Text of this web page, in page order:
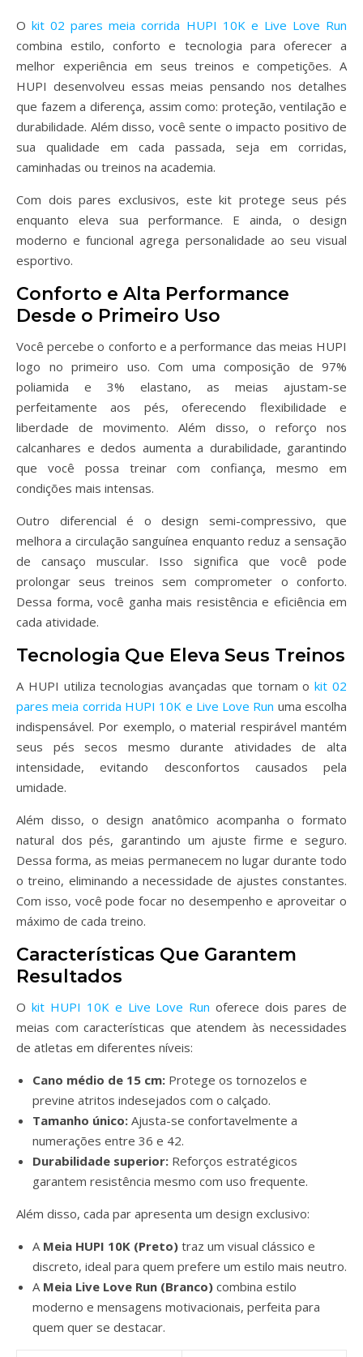
Okit 02 pares meia corrida HUPI 10K e Live Love Run
combina estilo, conforto e tecnologia para oferecer a
melhor experiência em seus treinos e competições. A
HUPI desenvolveu essas meias pensando nos detalhes
que fazem a diferença, assim como: proteção, ventilação e
durabilidade. Além disso, você sente o impacto positivo de
sua qualidade em cada passada, seja em corridas,
caminhadas ou treinos na academia.
Com dois pares exclusivos, este kit protege seus pés
enquanto eleva sua performance. E ainda, o design
moderno e funcional agrega personalidade ao seu visual
esportivo.
Conforto e Alta Performance
Desde o Primeiro Uso
Você percebe o conforto e a performance das meias HUPI
logo no primeiro uso. Com uma composição de 97%
poliamida e 3% elastano, as meias ajustam-se
perfeitamente aos pés, oferecendo flexibilidade e
liberdade de movimento. Além disso, o reforço nos
calcanhares e dedos aumenta a durabilidade, garantindo
que você possa treinar com confiança, mesmo em
condições mais intensas.
Outro diferencial é o design semi-compressivo, que
melhora a circulação sanguínea enquanto reduz a sensação
de cansaço muscular. Isso significa que você pode
prolongar seus treinos sem comprometer o conforto.
Dessa forma, você ganha mais resistência e eficiência em
cada atividade.
Tecnologia Que Eleva Seus Treinos
A HUPI utiliza tecnologias avançadas que tornam okit 02
pares meia corrida HUPI 10K e Live Love Run uma escolha
indispensável. Por exemplo, o material respirável mantém
seus pés secos mesmo durante atividades de alta
intensidade, evitando desconfortos causados pela
umidade.
Além disso, o design anatômico acompanha o formato
natural dos pés, garantindo um ajuste firme e seguro.
Dessa forma, as meias permanecem no lugar durante todo
o treino, eliminando a necessidade de ajustes constantes.
Com isso, você pode focar no desempenho e aproveitar o
máximo de cada treino.
Características Que Garantem
Resultados
O kit HUPI 10K e Live Love Run oferece dois pares de
meias com características que atendem às necessidades
de atletas em diferentes níveis:
Cano médio de 15 cm: Protege os tornozelos e
previne atritos indesejados com o calçado.
Tamanho único: Ajusta-se confortavelmente a
numerações entre 36 e 42.
Durabilidade superior: Reforços estratégicos
garantem resistência mesmo com uso frequente.
Além disso, cada par apresenta um design exclusivo:
A Meia HUPI 10K (Preto) traz um visual clássico e
discreto, ideal para quem prefere um estilo mais neutro.
A Meia Live Love Run (Branco) combina estilo
moderno e mensagens motivacionais, perfeita para
quem quer se destacar.